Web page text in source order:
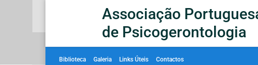
Associação
de Psicogerontologia
Biblioteca Galeria Links Úteis Contactos